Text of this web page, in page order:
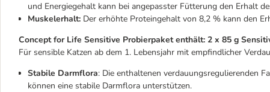
und Energiegehalt kann bei angepasster Fütterung den Erhalt
Muskelerhalt: Der erhöhte Proteingehalt von 8,2 % kann den
Concept for Life Sensitive Probierpaket enthält: 2 x 85 g
Für sensible Katzen ab dem 1. Lebensjahr mit empfindlicher
Stabile Darmflora: Die enthaltenen verdauungsregulierenden
können eine stabile Darmflora unterstützen.